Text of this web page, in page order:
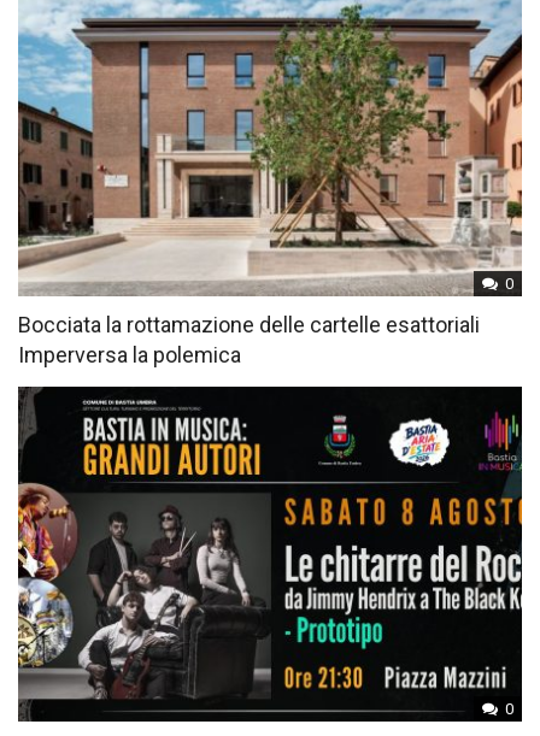
0
Bocciata la rottamazione delle cartelle esattoriali
Imperversa la polemica
0